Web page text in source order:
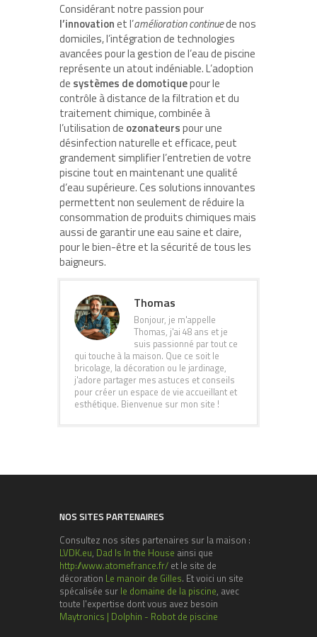
Considérant notre passion pour
l’innovationet l’amélioration continuede nos
domiciles, l’intégration de technologies
avancées pour la gestion de l’eau de piscine
représente un atout indéniable. L’adoption
de systèmes de domotiquepour le
contrôle à distance de la filtration et du
traitement chimique, combinée à
l’utilisation de ozonateurspour une
désinfection naturelle et efficace, peut
grandement simplifier l’entretien de votre
piscine tout en maintenant une qualité
d’eau supérieure. Ces solutions innovantes
permettent non seulement de réduire la
consommation de produits chimiques mais
aussi de garantir une eau saine et claire,
pour le bien-être et la sécurité de tous les
baigneurs.
Thomas
Bonjour, je m'appelle
Thomas, j'ai 48 ans et je
suis passionné par tout ce
qui touche à la maison. Que ce soit le
bricolage, la décoration ou le jardinage,
j'adore partager mes astuces et conseils
pour créer un espace de vie accueillant et
esthétique. Bienvenue sur mon site !
NOS SITES PARTENAIRES
Consultez nos sites partenaires sur la maison :
LVDK.eu, Dad Is In the House ainsi que
http://www.atomefrance.fr/ et le site de
décoration Le manoir de Gilles. Et voici un site
spécalisée sur le domaine de la piscine, avec
toute l'expertise dont vous avez besoin
Maytronics | Dolphin - Robot de piscine